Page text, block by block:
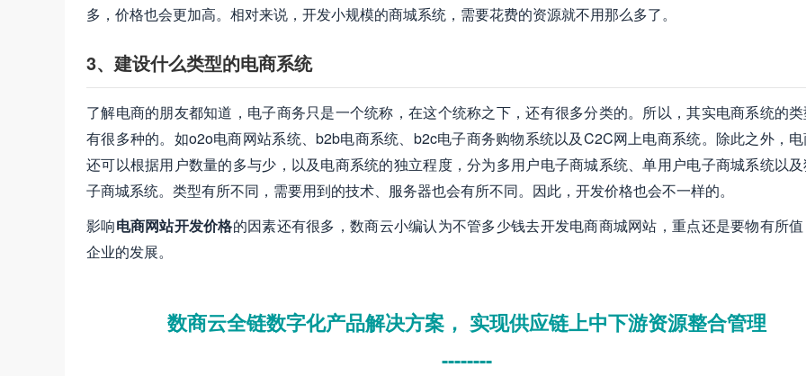
多，价格也会更加高。相对来说，开发小规模的商城系统，需要花费的资源就不用那么多了。
3、建设什么类型的电商系统
了解电商的朋友都知道，电子商务只是一个统称，在这个统称之下，还有很多分类的。所以，其实电商系统的
有很多种的。如o2o电商网站系统、b2b电商系统、b2c电子商务购物系统以及C2C网上电商系统。除此之外，
还可以根据用户数量的多与少，以及电商系统的独立程度，分为多用户电子商城系统、单用户电子商城系统以
子商城系统。类型有所不同，需要用到的技术、服务器也会有所不同。因此，开发价格也会不一样的。
影响电商网站开发价格的因素还有很多，数商云小编认为不管多少钱去开发电商商城网站，重点还是要物有所
企业的发展。
数商云全链数字化产品解决方案， 实现供应链上中下游资源整合管理
--------